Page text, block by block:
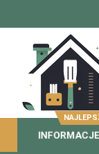
INFORMACJE
– które sklepy